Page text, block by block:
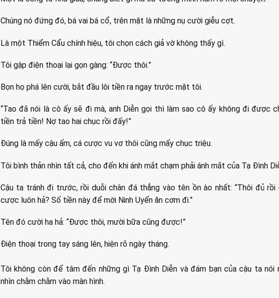
Chúng nó đứng đó, bá vai bá cổ, trên mặt là những nụ cười giễu cợt.
Là một Thiểm Cẩu chính hiệu, tôi chọn cách giả vờ không thấy gì.
Tôi gập điện thoại lại gọn gàng: “Được thôi.”
Bọn họ phá lên cười, bắt đầu lôi tiền ra ngay trước mặt tôi.
“Tao đã nói là cô ấy sẽ đi mà, anh Diễn gọi thì làm sao cô ấy không đi được
tiền trả tiền! Nợ tao hai chục rồi đấy!”
Đúng là mấy cậu ấm, cá cược vu vơ thôi cũng mấy chục triệu.
Tôi bình thản nhìn tất cả, cho đến khi ánh mắt chạm phải ánh mắt của Tạ Đình
Cậu ta tránh đi trước, rồi duỗi chân đá thẳng vào tên ồn ào nhất: “Thôi đủ
cược luôn hả? Số tiền này để mời Ninh Uyển ăn cơm đi.”
Tên đó cười ha hả: “Được thôi, mười bữa cũng được!”
Điện thoại trong tay sáng lên, hiện rõ ngày tháng.
Tôi không còn để tâm đến những gì Tạ Đình Diễn và đám bạn của cậu ta nói
nhìn chằm chằm vào màn hình.